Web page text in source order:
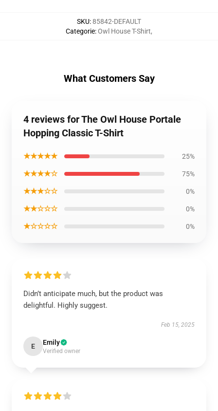
SKU:85842-DEFAULT
Categorie:Owl House T-Shirt,
What Customers Say
4 reviews for The Owl House Portale
Hopping Classic T-Shirt
★★★★★ 25%
★★★★☆ 75%
★★★☆☆ 0%
★★☆☆☆ 0%
★☆☆☆☆ 0%
Didn’t anticipate much, but the product was
delightful. Highly suggest.
Feb 15, 2025
E Emily
Verified owner